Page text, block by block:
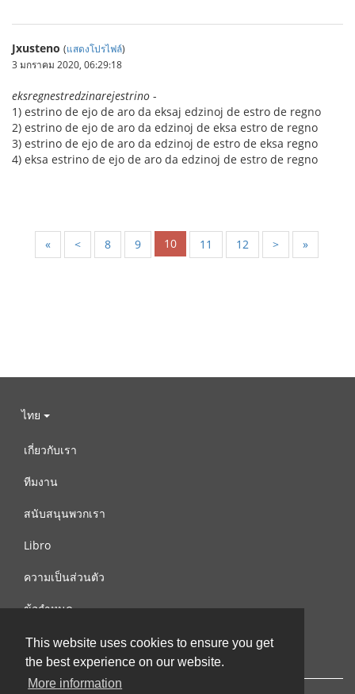
This website uses cookies to ensure you get
the best experience on our website.
More information
Jxusteno (แสดงโปรไฟล์)
3 มกราคม 2020, 06:29:18
eksregnestredzinarejestrino -
1) estrino de ejo de aro da eksaj edzinoj de estro de regno
2) estrino de ejo de aro da edzinoj de eksa estro de regno
3) estrino de ejo de aro da edzinoj de estro de eksa regno
4) eksa estrino de ejo de aro da edzinoj de estro de regno
« < 8 9 10 11 12 > »
ไทย
เกี่ยวกับเรา
ทีมงาน
สนับสนุนพวกเรา
Libro
ความเป็นส่วนตัว
ข้อกำหนด
ติดต่อเรา